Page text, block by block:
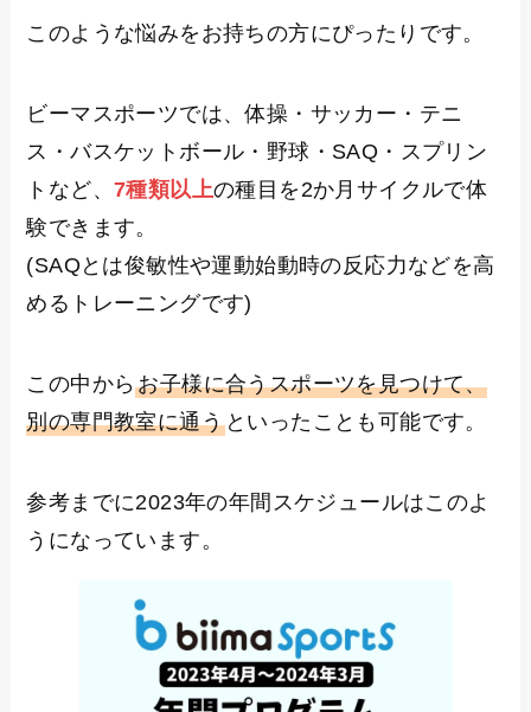
このような悩みをお持ちの方にぴったりです。
ビーマスポーツでは、体操・サッカー・テニ
ス・バスケットボール・野球・SAQ・スプリン
トなど、7種類以上の種目を2か月サイクルで体
験できます。
(SAQとは俊敏性や運動始動時の反応力などを高
めるトレーニングです)
この中からお子様に合うスポーツを見つけて、
別の専門教室に通う といったことも可能です。
参考までに2023年の年間スケジュールはこのよ
うになっています。